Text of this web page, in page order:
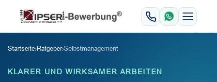
Startseite›Ratgeber›Selbstmanagement
KLARER UND WIRKSAMER ARBEITEN